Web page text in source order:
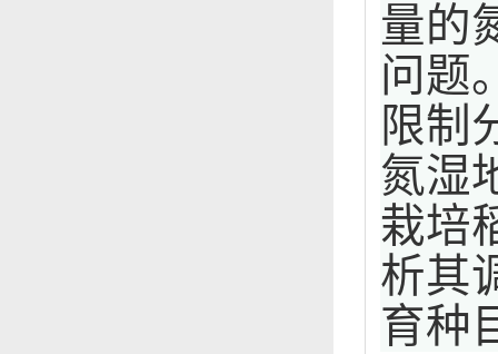
量的
问题
限制
氮湿
栽培
析其
育种